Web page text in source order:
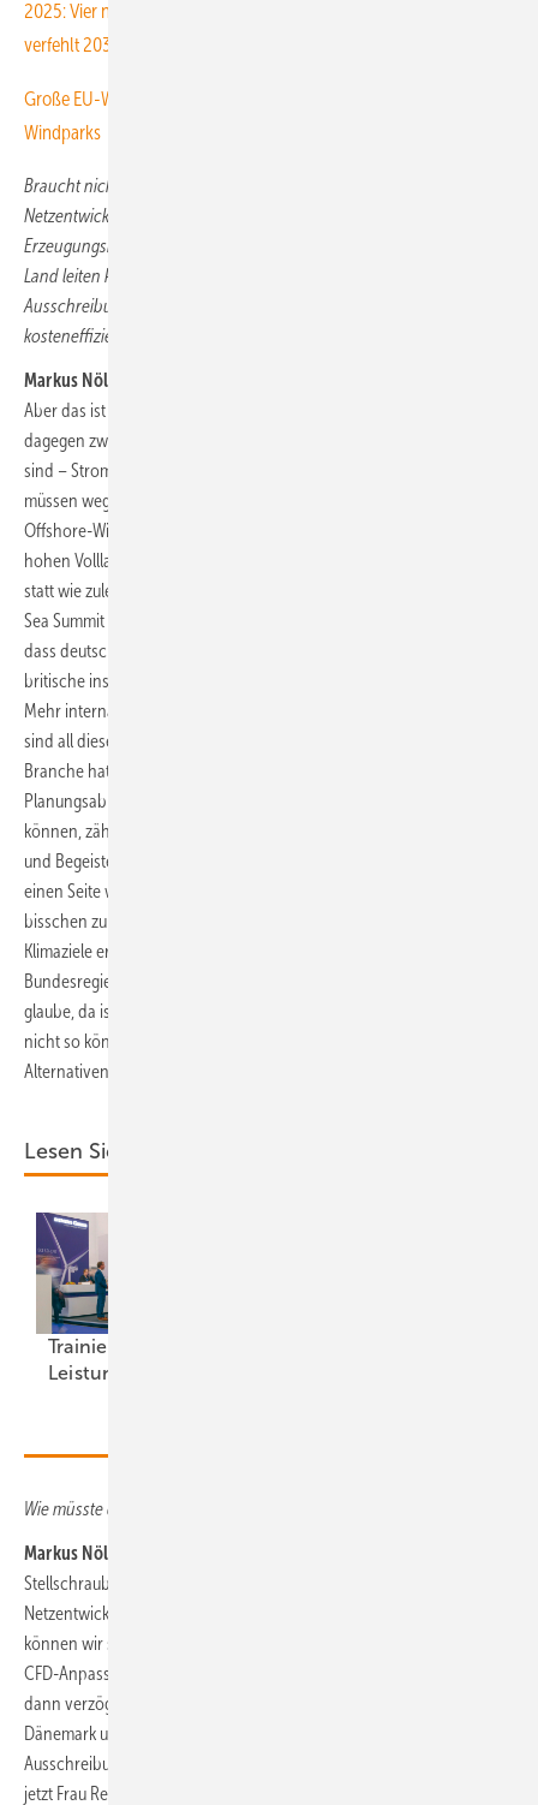
2025: Vier neue Meereswindparks stöpseln ein, doch Deutschland
verfehlt 2030-Ziel
Große EU-Wertschöpfung durch nächste europäische Offshore-
Windparks
Braucht nicht das BSH mehr Zeit? Es entwirft gerade den
Netzentwicklungsplan und plant Überbauungen von mehr
Erzeugungskapazität an der Umspannstation, als diese elektrisch an
Land leiten kann, geringere Leistungsdichten, zeitlich gestreckte
Ausschreibungen. Das soll Windschatten reduzieren, das Netz
kosteneffizienter nutzen.
Markus Nölke:
Aber das ist alles schon länger bekannt. Die große Baustelle sind
dagegen zweiseitige CFDs, und auch dass PPAs weiterhin möglich
sind – Stromlieferverträge wie jüngst RWE mit Amazon. Und wir
müssen weg von Kapazitätsausbauzielen hin zu Ertragszielen. Denn
Offshore-Windkraftanlagen müssen wieder die auf See möglichen
hohen Volllaststunden von jährlich 4000 Stunden Minimum erreichen
statt wie zuletzt nur 2.500. So ist auch die im Januar auf dem North
Sea Summit beschlossene Kooperation der Anrainerstaaten sinnvoll,
dass deutsche Offshore-Anlagen nicht nur ins deutsche Netz,
britische ins britische und dänische ins dänische Netz einspeisen.
Mehr internationale Vernetzung macht hier Sinn. Nichtsdestotrotz
sind all diese Dinge nicht über Nacht vom Himmel gefallen. Die
Branche hat sie teilweise schon länger gefordert. Auch wenn wir
Planungsabläufe in einer Behörde wie BSH nicht genau einschätzen
können, zählt vor allem auch, ob die Bundesregierung es nun mit Elan
und Begeisterung angeht. Die Realität ist doch gerade die: Auf der
einen Seite will sie mehr Gaskraftwerke – und Erneuerbare ein
bisschen zurückfahren. Auf der anderen Seite müssen sie die
Klimaziele erfüllen, wie das Bundesverwaltungsgericht der
Bundesregierung jetzt bestätigt hat, und dafür mehr tun. Und ich
glaube, da ist jetzt so ein bisschen Frust, dass sie auf der einen Seite
nicht so können, wie sie wollen, und ihnen andererseits die
Alternativen irgendwo fehlen.
Lesen Sie auch:
Trainierte
Leistun gsträger
Wie müsste denn die Schnellreform 2026 aussehen?
Markus Nölke:
Stellschraube dafür, dass es wieder Gebote gibt. Ob es dafür im
Netzentwicklungsplan schon gesenkte Parkleistungsdichten braucht,
können wir schlecht beantworten. Die große Gefahr ist jetzt, dass die
CFD-Anpassung zu gering ausfällt, um die Bieter zurückzuholen. Und
dann verzögert sich das wieder. Diese Erfahrung haben wir zuletzt mit
Dänemark und Großbritannien gemacht. Den Fehler einer zu kleinen
Ausschreibungsreform könnten wir hierzulande überspringen. Ob das
jetzt Frau Reiche so umsetzt? Fingers crossed.